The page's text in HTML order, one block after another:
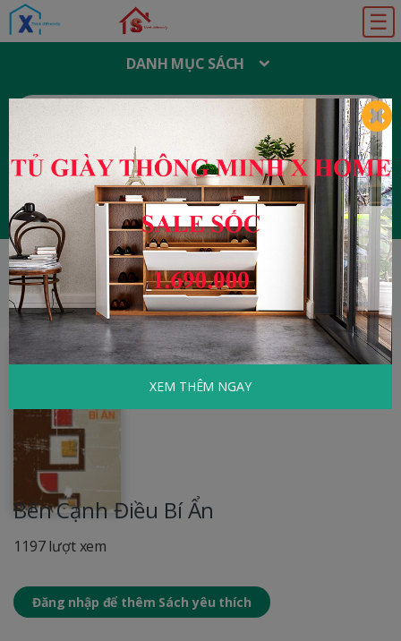
☰
DANH MỤC SÁCH
T
M
I
:
Đăng ký Đăng nhập
HOME Khoa Học - Kỹ Thuật
Bên Cạnh Điều
Bí Ẩn
Bên Cạnh Điều Bí Ẩn
1197 lượt xem
Đăng nhập để thêm Sách yêu thích
XEM THÊM NGAY